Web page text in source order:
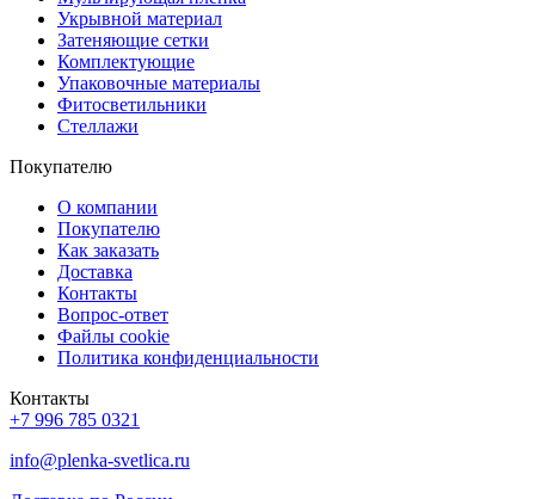
Укрывной материал
Затеняющие сетки
Комплектующие
Упаковочные материалы
Фитосветильники
Стеллажи
Покупателю
О компании
Покупателю
Как заказать
Доставка
Контакты
Вопрос-ответ
Файлы cookie
Политика конфиденциальности
Контакты
+7 996 785 0321
info@plenka-svetlica.ru